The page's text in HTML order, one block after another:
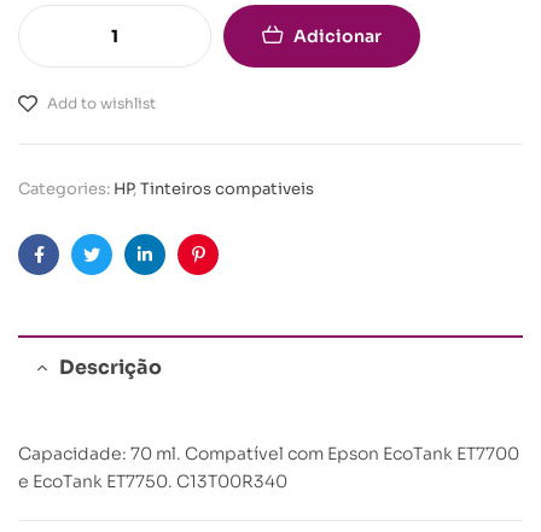
Adicionar
Add to wishlist
Categories: HP,Tinteiros compativeis
FacebookTwitterLinkedinPinterest
Descrição
Capacidade: 70 ml. Compatível com Epson EcoTank ET7700
e EcoTank ET7750. C13T00R340